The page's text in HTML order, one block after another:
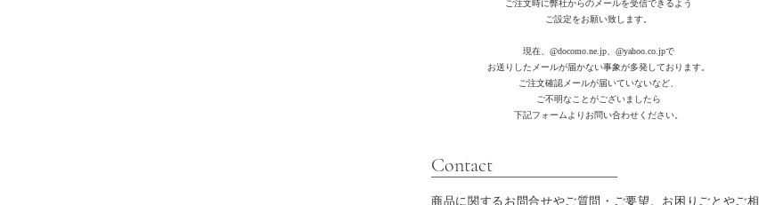
ご注文時に弊社からのメールを受信できるよう
ご設定をお願い致します。
現在、 @docomo.ne.jp、@yahoo.co.jpで
お送りしたメールが届かない事象が多発しております。
ご注文確認メールが届いていないなど、
ご不明なことがございましたら
下記フォームよりお問い合わせください。
​Contact
商品に関するお問合せやご質問・ご要望、お困りごとやご相